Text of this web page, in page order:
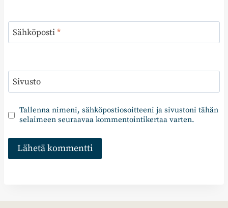
Sähköposti*
Sivusto
Tallenna nimeni, sähköpostiosoitteeni ja sivustoni tähän
selaimeen seuraavaa kommentointikertaa varten.